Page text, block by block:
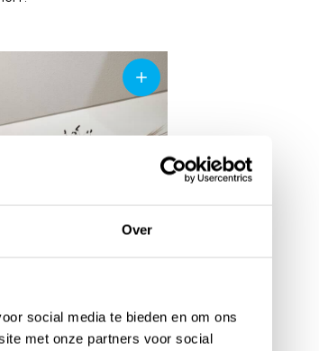
Over
social media te bieden en om ons
met onze partners voor social